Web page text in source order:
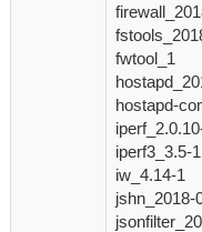
fwtool_1
hostapd-
iperf3_3.5-1
iw_4.14-1
jshn_2018-